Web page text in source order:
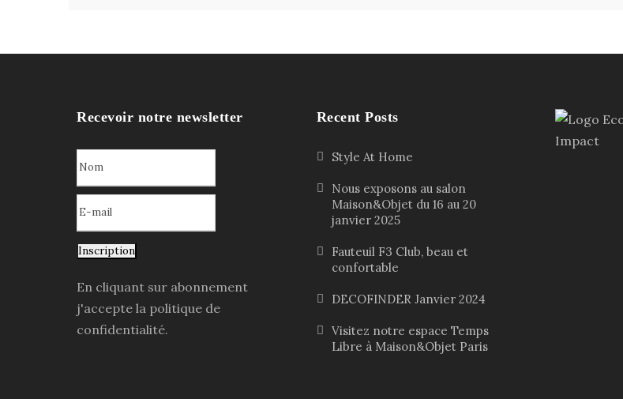
Recevoir notre newsletter
Inscription
En cliquant sur abonnement
j'accepte la politique de
confidentialité.
Recent Posts
Style At Home
Nous exposons au salon
Maison&Objet du 16 au 20
janvier 2025
Fauteuil F3 Club, beau et
confortable
DECOFINDER Janvier 2024
Visitez notre espace Temps
Libre à Maison&Objet Paris